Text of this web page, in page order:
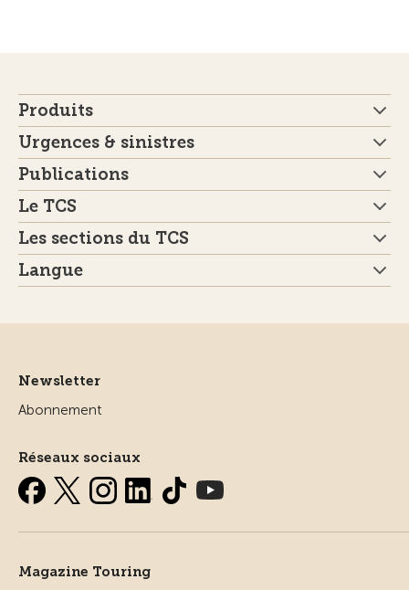
Produits
Urgences & sinistres
Publications
Le TCS
Les sections du TCS
Langue
Newsletter
Abonnement
Réseaux sociaux
Magazine Touring